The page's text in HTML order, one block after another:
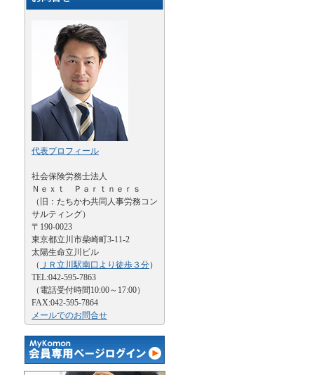
代表プロフィール
社会保険労務士法人
Ｎｅｘｔ Ｐａｒｔｎｅｒｓ
（旧：たちかわ共同人事労務コン
サルティング）
〒190-0023
東京都立川市柴崎町3-11-2
太陽生命立川ビル
（ ＪＲ立川駅南口より徒歩３分）
TEL:042-595-7863
（電話受付時間10:00～17:00）
FAX:042-595-7864
メールでのお問合せ